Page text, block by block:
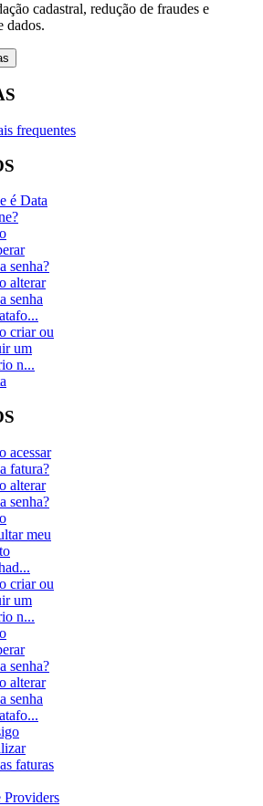
cadastral, redução de fraudes e
dados.
frequentes
é Data
senha?
alterar
senha
criar ou
um
n...
acessar
fatura?
alterar
senha?
meu
criar ou
um
n...
senha?
alterar
senha
faturas
Providers